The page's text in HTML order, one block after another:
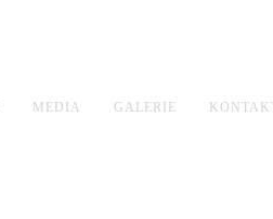
MEDIA GALERIE